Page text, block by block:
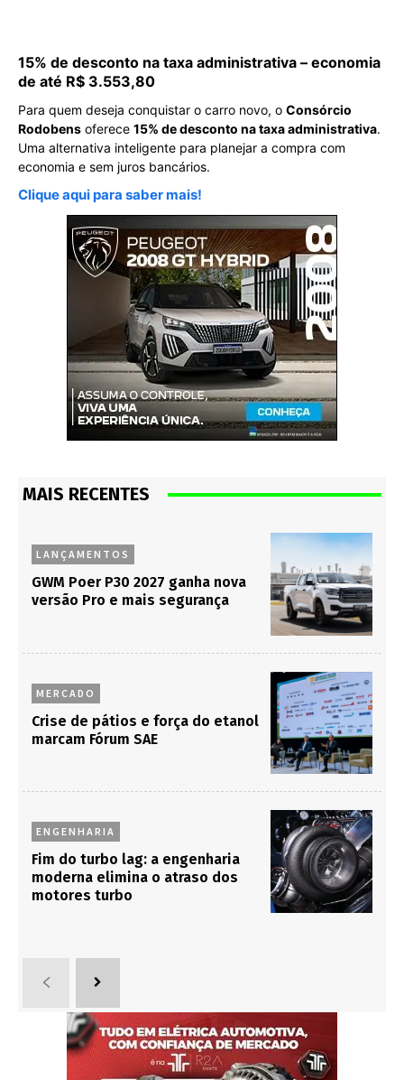
15% de desconto na taxa administrativa – economia
de até R$ 3.553,80
Para quem deseja conquistar o carro novo, o Consórcio
Rodobens oferece 15% de desconto na taxa administrativa.
Uma alternativa inteligente para planejar a compra com
economia e sem juros bancários.
Clique aqui para saber mais!
MAIS RECENTES
LANÇAMENTOS
GWM Poer P30 2027 ganha nova
versão Pro e mais segurança
MERCADO
Crise de pátios e força do etanol
marcam Fórum SAE
ENGENHARIA
Fim do turbo lag: a engenharia
moderna elimina o atraso dos
motores turbo